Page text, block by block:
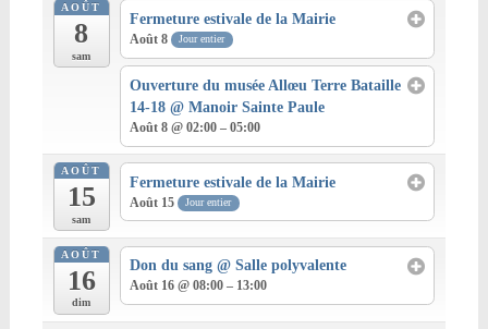
AOÛT
8
sam
Fermeture estivale de la Mairie
Août 8 Jour entier
Ouverture du musée Allœu Terre Bataille
14-18@ Manoir Sainte Paule
Août 8 @ 02:00 – 05:00
AOÛT
15
sam
Fermeture estivale de la Mairie
Août 15 Jour entier
AOÛT
16
dim
Don du sang@ Salle polyvalente
Août 16 @ 08:00 – 13:00